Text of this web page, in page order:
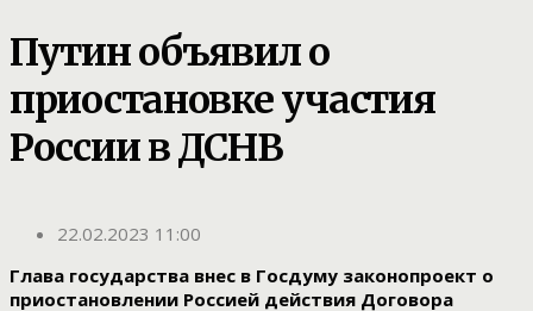
Путин объявил о
приостановке участия
России в ДСНВ
22.02.2023 11:00
Глава государства внес в Госдуму законопроект о
приостановлении Россией действия Договора